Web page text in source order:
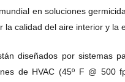
en soluciones
la calidad del aire interior y la
diseñados por sistemas
de HVAC (45º F @ 500